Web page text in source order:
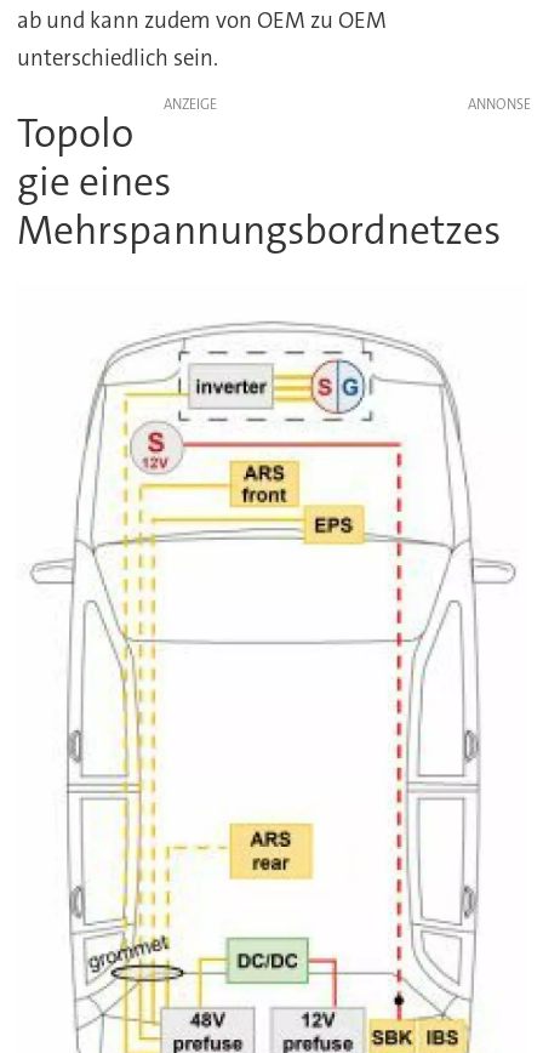
ab und kann zudem von OEM zu OEM
unterschiedlich sein.
ANZEIGE
Topolo
gie eines
Mehrspannungsbordnetzes